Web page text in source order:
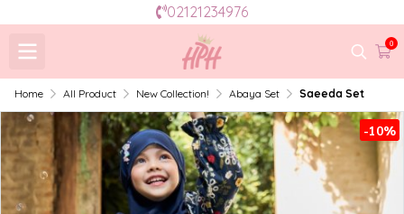
02121234976
0
Home All Product New Collection! Abaya Set Saeeda Set
-10%